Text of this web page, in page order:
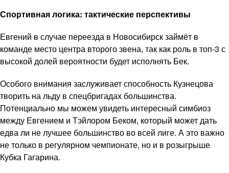
Спортивная логика: тактические перспективы
Евгений в случае переезда в Новосибирск займёт в
команде место центра второго звена, так как роль в топ-3 с
высокой долей вероятности будет исполнять Бек.
Особого внимания заслуживает способность Кузнецова
творить на льду в спецбригадах большинства.
Потенциально мы можем увидеть интересный симбиоз
между Евгением и Тэйлором Беком, который может дать
едва ли не лучшее большинство во всей лиге. А это важно
не только в регулярном чемпионате, но и в розыгрыше
Кубка Гагарина.